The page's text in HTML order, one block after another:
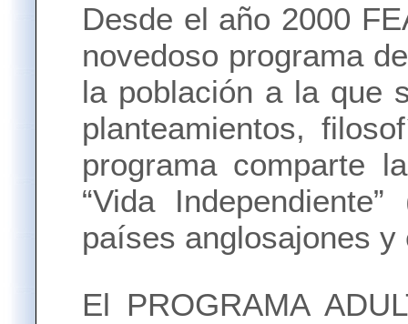
Desde el año 2000
novedoso programa
la población a la que
planteamientos,
programa comparte
“Vida
países anglosajones
El PROGRAMA